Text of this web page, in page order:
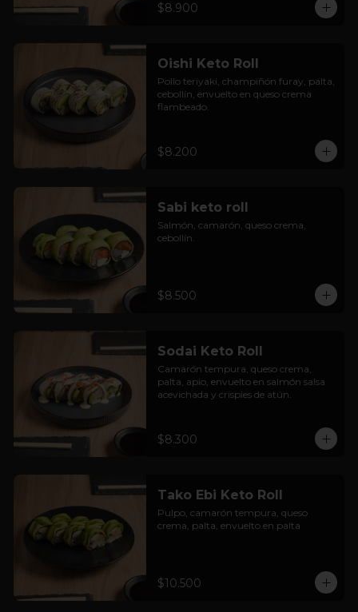
$8.900
Oishi Keto Roll
Pollo teriyaki, champiñón furay, palta,
cebollín, envuelto en queso crema
flambeado.
$8.200
Sabi keto roll
Salmón, camarón, queso crema,
cebollín.
$8.500
Sodai Keto Roll
Camarón tempura, queso crema,
palta, apio, envuelto en salmón salsa
acevichada y crispies de atún.
$8.300
Tako Ebi Keto Roll
Pulpo, camarón tempura, queso
crema, palta, envuelto en palta
$10.500